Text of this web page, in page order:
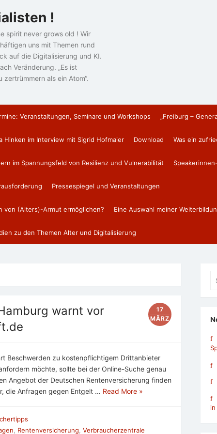
!
spirit never grows old ! Wir
uns mit Themen rund
auf die Digitalisierung und KI.
Veränderung. „Es ist
als ein Atom“.
Veranstaltungen, Seminare und Workshops „Freiburg –
Hinken im Interview mit Sigrid Hofmaier Download Was ein
im Spannungsfeld von Resilienz und Vulnerabilität
Pressespiegel und Veranstaltungen
von (Alters)-Armut ermöglichen? Eine Auswahl meiner
zu den Themen Alter und Digitalisierung
warnt vor
17
MÄRZ
Beschwerden zu kostenpflichtigem Drittanbieter
möchte, sollte bei der Online-Suche genau
Angebot der Deutschen Rentenversicherung finden
die Anfragen gegen Entgelt … Read More »
, Rentenversicherung, Verbraucherzentrale